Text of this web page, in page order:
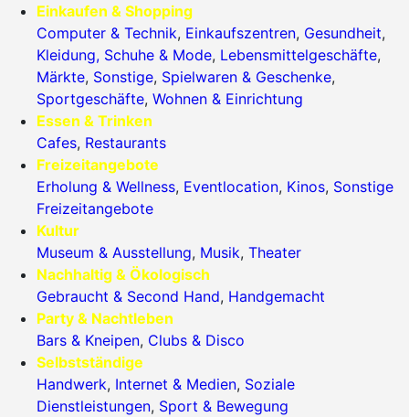
Einkaufen & Shopping
Computer & Technik, Einkaufszentren, Gesundheit,
Kleidung, Schuhe & Mode, Lebensmittelgeschäfte,
Märkte, Sonstige, Spielwaren & Geschenke,
Sportgeschäfte, Wohnen & Einrichtung
Essen & Trinken
Cafes, Restaurants
Freizeitangebote
Erholung & Wellness, Eventlocation, Kinos, Sonstige
Freizeitangebote
Kultur
Museum & Ausstellung, Musik, Theater
Nachhaltig & Ökologisch
Gebraucht & Second Hand, Handgemacht
Party & Nachtleben
Bars & Kneipen, Clubs & Disco
Selbstständige
Handwerk, Internet & Medien, Soziale
Dienstleistungen, Sport & Bewegung